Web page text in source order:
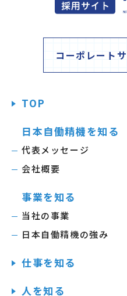
コーポレート
TOP
日本自働精機を知る
代表メッセージ
会社概要
事業を知る
当社の事業
日本自働精機の強み
仕事を知る
人を知る